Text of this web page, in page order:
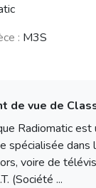
moins de
: M3S
de vue de
Radiomatic est
spécialisée dans
voire de
(Société ...